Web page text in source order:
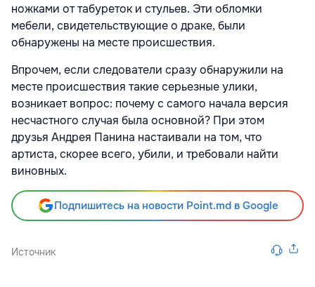
ножками от табуреток и стульев. Эти обломки
мебели, свидетельствующие о драке, были
обнаружены на месте происшествия.
Впрочем, если следователи сразу обнаружили на
месте происшествия такие серьезные улики,
возникает вопрос: почему с самого начала версия
несчастного случая была основной? При этом
друзья Андрея Панина настаивали на том, что
артиста, скорее всего, убили, и требовали найти
виновных.
Подпишитесь на новости Point.md в Google
Источник